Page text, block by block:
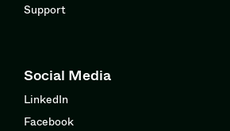
Support
Social Media
LinkedIn
Facebook